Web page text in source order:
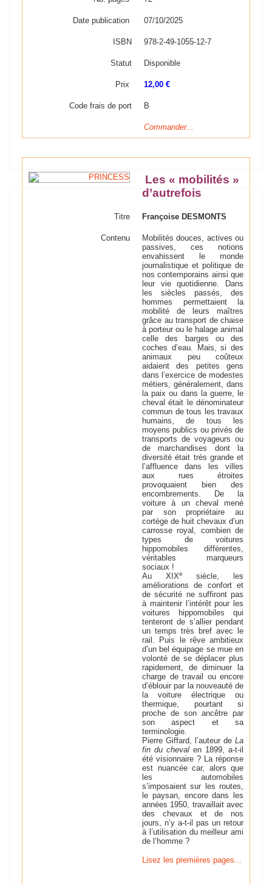
Date publication 07/10/2025
ISBN 978-2-49-1055-12-7
Statut Disponible
Prix 12,00 €
Code frais de port B
Commander...
Les « mobilités »
d’autrefois
Titre Françoise DESMONTS
Contenu
Mobilités douces, actives ou
passives, ces notions
envahissent le monde
journalistique et politique de
nos contemporains ainsi que
leur vie quotidienne. Dans
les siècles passés, des
hommes permettaient la
mobilité de leurs maîtres
grâce au transport de chaise
à porteur ou le halage animal
celle des barges ou des
coches d’eau. Mais, si des
animaux peu coûteux
aidaient des petites gens
dans l’exercice de modestes
métiers, généralement, dans
la paix ou dans la guerre, le
cheval était le dénominateur
commun de tous les travaux
humains, de tous les
moyens publics ou privés de
transports de voyageurs ou
de marchandises dont la
diversité était très grande et
l’affluence dans les villes
aux rues étroites
provoquaient bien des
encombrements. De la
voiture à un cheval mené
par son propriétaire au
cortège de huit chevaux d’un
carrosse royal, combien de
types de voitures
hippomobiles différentes,
véritables marqueurs
sociaux !
Au XIXe
siècle, les
améliorations de confort et
de sécurité ne suffiront pas
à maintenir l’intérêt pour les
voitures hippomobiles qui
tenteront de s’allier pendant
un temps très bref avec le
rail. Puis le rêve ambitieux
d’un bel équipage se mue en
volonté de se déplacer plus
rapidement, de diminuer la
charge de travail ou encore
d’éblouir par la nouveauté de
la voiture électrique ou
thermique, pourtant si
proche de son ancêtre par
son aspect et sa
terminologie.
Pierre Giffard, l’auteur de La
fin du cheval en 1899, a-t-il
été visionnaire ? La réponse
est nuancée car, alors que
les automobiles
s’imposaient sur les routes,
le paysan, encore dans les
années 1950, travaillait avec
des chevaux et de nos
jours, n’y a-t-il pas un retour
à l’utilisation du meilleur ami
de l’homme ?
Lisez les premières pages...